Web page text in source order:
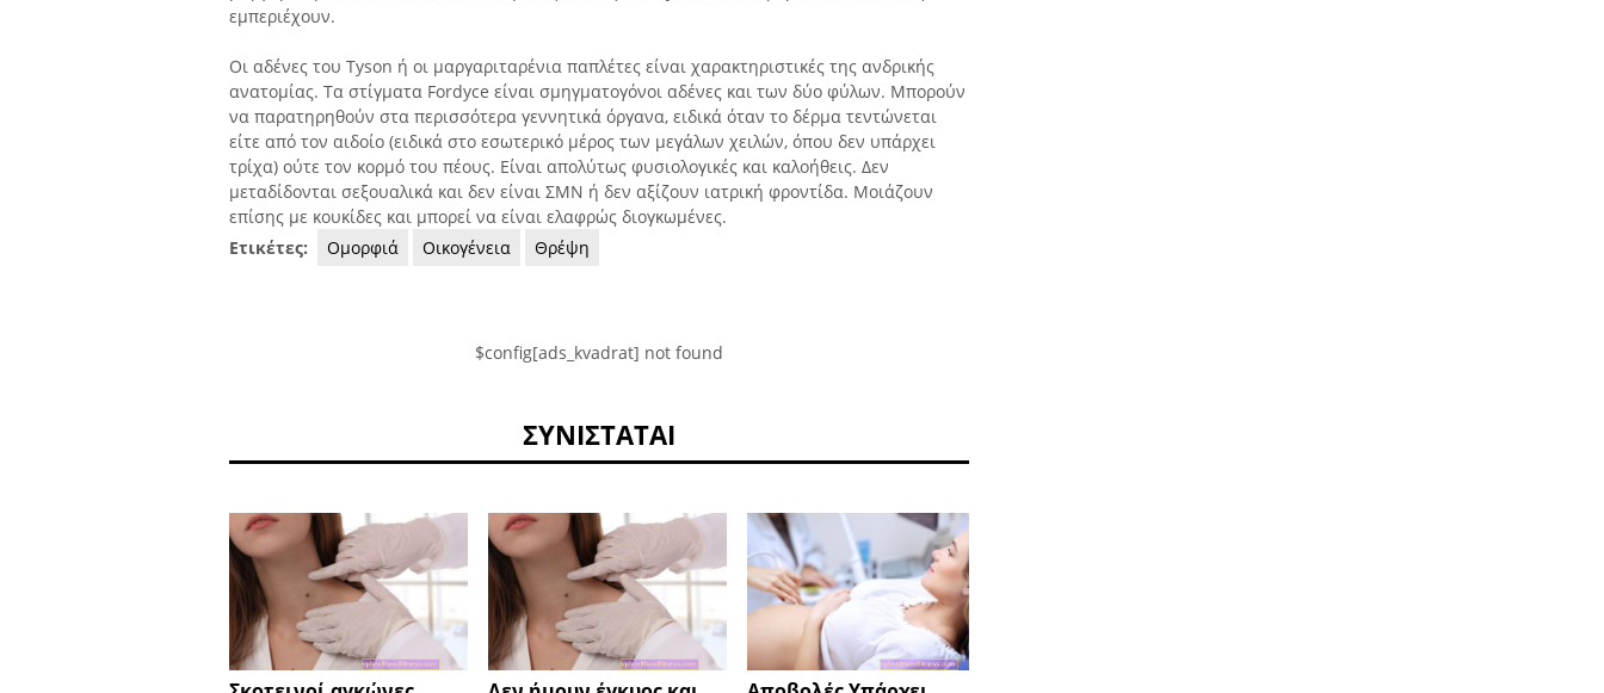
εμπεριέχουν.
Οι αδένες του Tyson ή οι μαργαριταρένια παπλέτες είναι χαρακτηριστικές της ανδρικής
ανατομίας. Τα στίγματα Fordyce είναι σμηγματογόνοι αδένες και των δύο φύλων. Μπορούν
να παρατηρηθούν στα περισσότερα γεννητικά όργανα, ειδικά όταν το δέρμα τεντώνεται
είτε από τον αιδοίο (ειδικά στο εσωτερικό μέρος των μεγάλων χειλών, όπου δεν υπάρχει
τρίχα) ούτε τον κορμό του πέους. Είναι απολύτως φυσιολογικές και καλοήθεις. Δεν
μεταδίδονται σεξουαλικά και δεν είναι ΣΜΝ ή δεν αξίζουν ιατρική φροντίδα. Μοιάζουν
επίσης με κουκίδες και μπορεί να είναι ελαφρώς διογκωμένες.
Ετικέτες:
Ομορφιά Οικογένεια Θρέψη
$config[ads_kvadrat] not found
ΣΥΝΙΣΤΆΤΑΙ